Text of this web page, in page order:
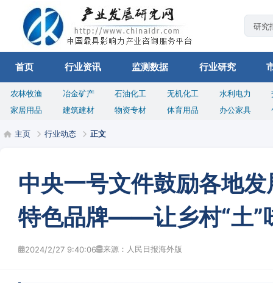
首页 行业资讯 监测数据 行业研究
农林牧渔 冶金矿产 石油化工 无机化工 水利电力
家居用品
建筑建材 物资专材 体育用品 办公家具
主页 行业动态 正文
中央一号文件鼓励各地
特色品牌——让乡村“土”
2024/2/27 9:40:06 来源：人民日报海外版